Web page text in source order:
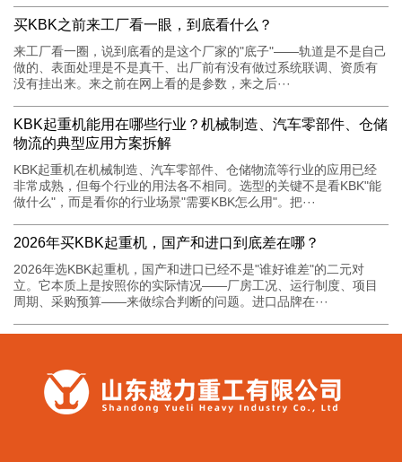
买KBK之前来工厂看一眼，到底看什么？
来工厂看一圈，说到底看的是这个厂家的"底子"——轨道是不是自己
做的、表面处理是不是真干、出厂前有没有做过系统联调、资质有
没有挂出来。来之前在网上看的是参数，来之后···
KBK起重机能用在哪些行业？机械制造、汽车零部件、仓储
物流的典型应用方案拆解
KBK起重机在机械制造、汽车零部件、仓储物流等行业的应用已经
非常成熟，但每个行业的用法各不相同。选型的关键不是看KBK"能
做什么"，而是看你的行业场景"需要KBK怎么用"。把···
2026年买KBK起重机，国产和进口到底差在哪？
2026年选KBK起重机，国产和进口已经不是"谁好谁差"的二元对
立。它本质上是按照你的实际情况——厂房工况、运行制度、项目
周期、采购预算——来做综合判断的问题。进口品牌在···